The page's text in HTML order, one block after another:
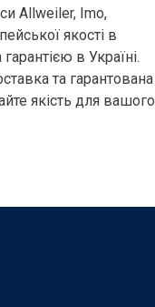
Allweiler, Imo,
якості в
в Україні.
та гарантована
якість для вашого